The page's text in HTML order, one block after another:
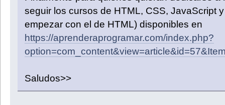
seguir los cursos de HTML, CSS, JavaScript
empezar con el de HTML) disponibles en
https://aprenderaprogramar.com/index.php?
Saludos>>